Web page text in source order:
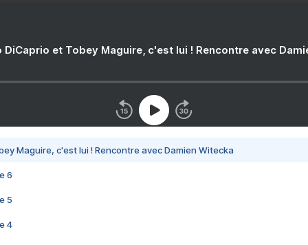
DiCaprio et Tobey Maguire, c'est lui ! Rencontre avec
Maguire, c'est lui ! Rencontre avec Damien Witecka
6
5
4